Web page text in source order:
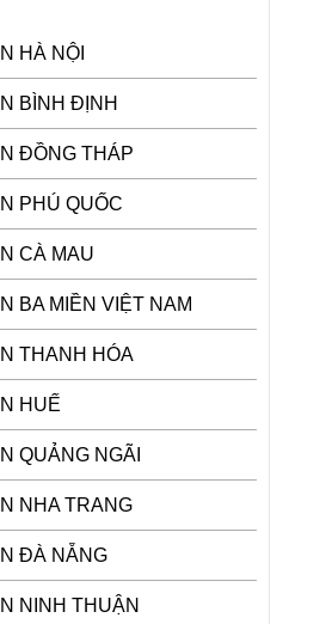
HÀ NỘI
BÌNH ĐỊNH
ĐỒNG THÁP
PHÚ QUỐC
CÀ MAU
BA MIỀN VIỆT NAM
THANH HÓA
HUẾ
QUẢNG NGÃI
NHA TRANG
ĐÀ NẴNG
NINH THUẬN